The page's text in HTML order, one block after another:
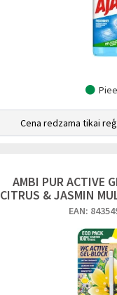
Cena redzama tikai
AMBI PUR ACTIVE
CITRUS & JASMIN
EAN: